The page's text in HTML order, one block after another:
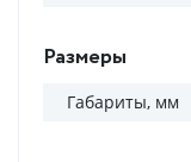
Размеры
Габариты, мм